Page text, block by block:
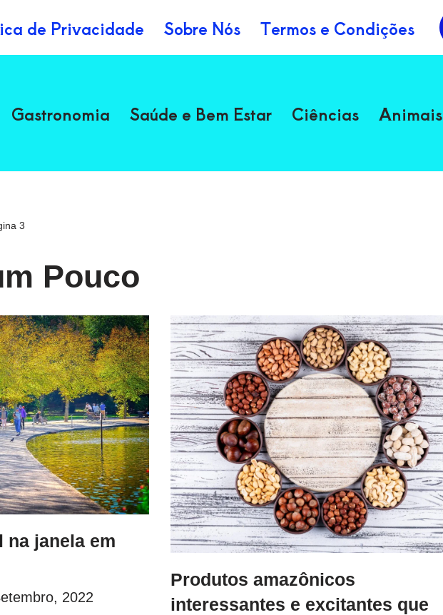
de Privacidade Sobre Nós Termos e Condições
Gastronomia Saúde e Bem Estar Ciências Animais
3
Pouco
na janela em
2022
Produtos amazônicos
interessantes e excitantes que